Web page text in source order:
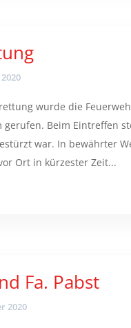
wurde die
gerufen. Beim Eintreffen
war. In bewährter
Ort in kürzester Zeit...
Fa. Pabst
2020